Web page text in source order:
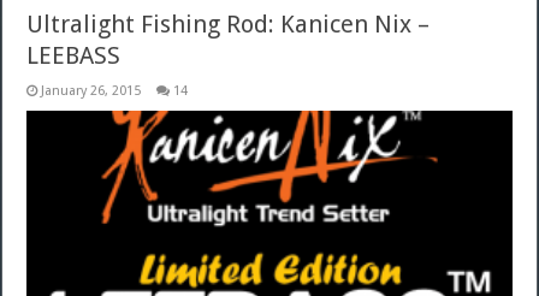
Ultralight Fishing Rod: Kanicen Nix –
LEEBASS
January 26, 2015 14